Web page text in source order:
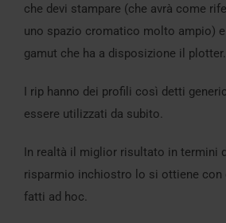
che devi stampare (che avrà come
uno spazio cromatico molto ampio) e
gamut che ha a disposizione il plotter.
I rip hanno dei profili così detti
essere utilizzati da subito.
In realtà il miglior risultato in termini
risparmio inchiostro lo si ottiene con
fatti ad hoc.